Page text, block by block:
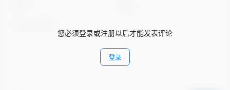
您必须登录或注册以后才能发表评论
登录